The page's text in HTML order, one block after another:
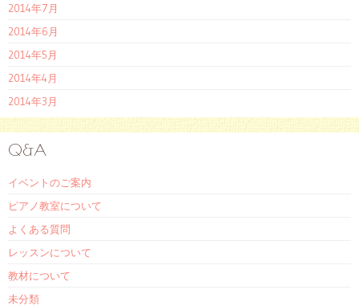
2014年7月
2014年6月
2014年5月
2014年4月
2014年3月
Q&A
イベントのご案内
ピアノ教室について
よくある質問
レッスンについて
教材について
未分類